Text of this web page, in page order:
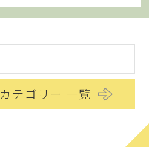
カテゴリー 一覧